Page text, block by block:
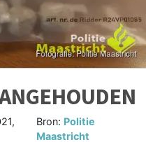
Bron: Politie
Maastricht